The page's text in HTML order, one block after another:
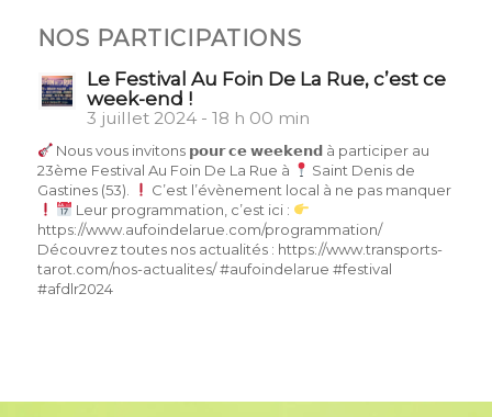
NOS PARTICIPATIONS
Le Festival Au Foin De La Rue, c’est ce
week-end !
3 juillet 2024 - 18 h 00 min
Nous vous invitons 𝗽𝗼𝘂𝗿 𝗰𝗲 𝘄𝗲𝗲𝗸𝗲𝗻𝗱 à participer au
23ème Festival Au Foin De La Rue à
Saint Denis de
Gastines (53).
C’est l’évènement local à ne pas manquer
Leur programmation, c’est ici :
https://www.aufoindelarue.com/programmation/
Découvrez toutes nos actualités : https://www.transports-
tarot.com/nos-actualites/ #aufoindelarue #festival
#afdlr2024